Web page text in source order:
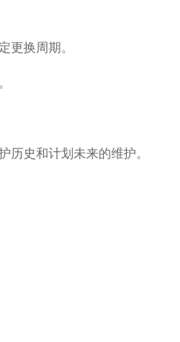
换周期。
史和计划未来的维护。